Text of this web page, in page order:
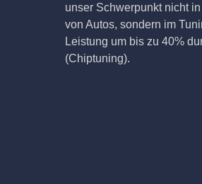
unser Schwerpunkt nicht
von Autos, sondern im
Leistung um bis zu 40%
(Chiptuning).